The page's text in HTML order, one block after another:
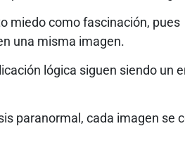
miedo como fascinación, pues
una misma imagen.
lógica siguen siendo un
paranormal, cada imagen se